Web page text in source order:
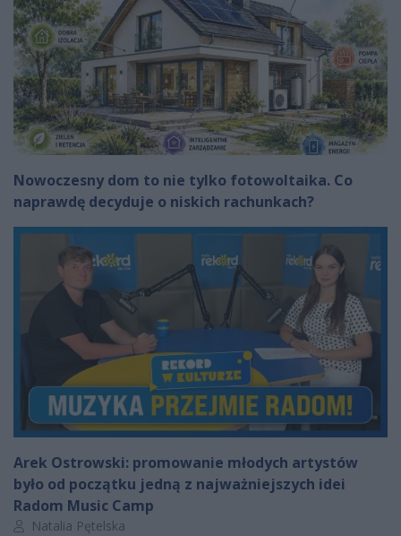
Nowoczesny dom to nie tylko fotowoltaika. Co
naprawdę decyduje o niskich rachunkach?
Arek Ostrowski: promowanie młodych artystów
było od początku jedną z najważniejszych idei
Radom Music Camp
Autor artykułu:
Natalia Pętelska